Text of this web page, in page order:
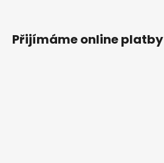
Přijímáme online platby